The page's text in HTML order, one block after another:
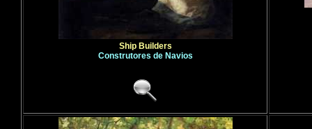
Ship Builders
Construtores de Navios